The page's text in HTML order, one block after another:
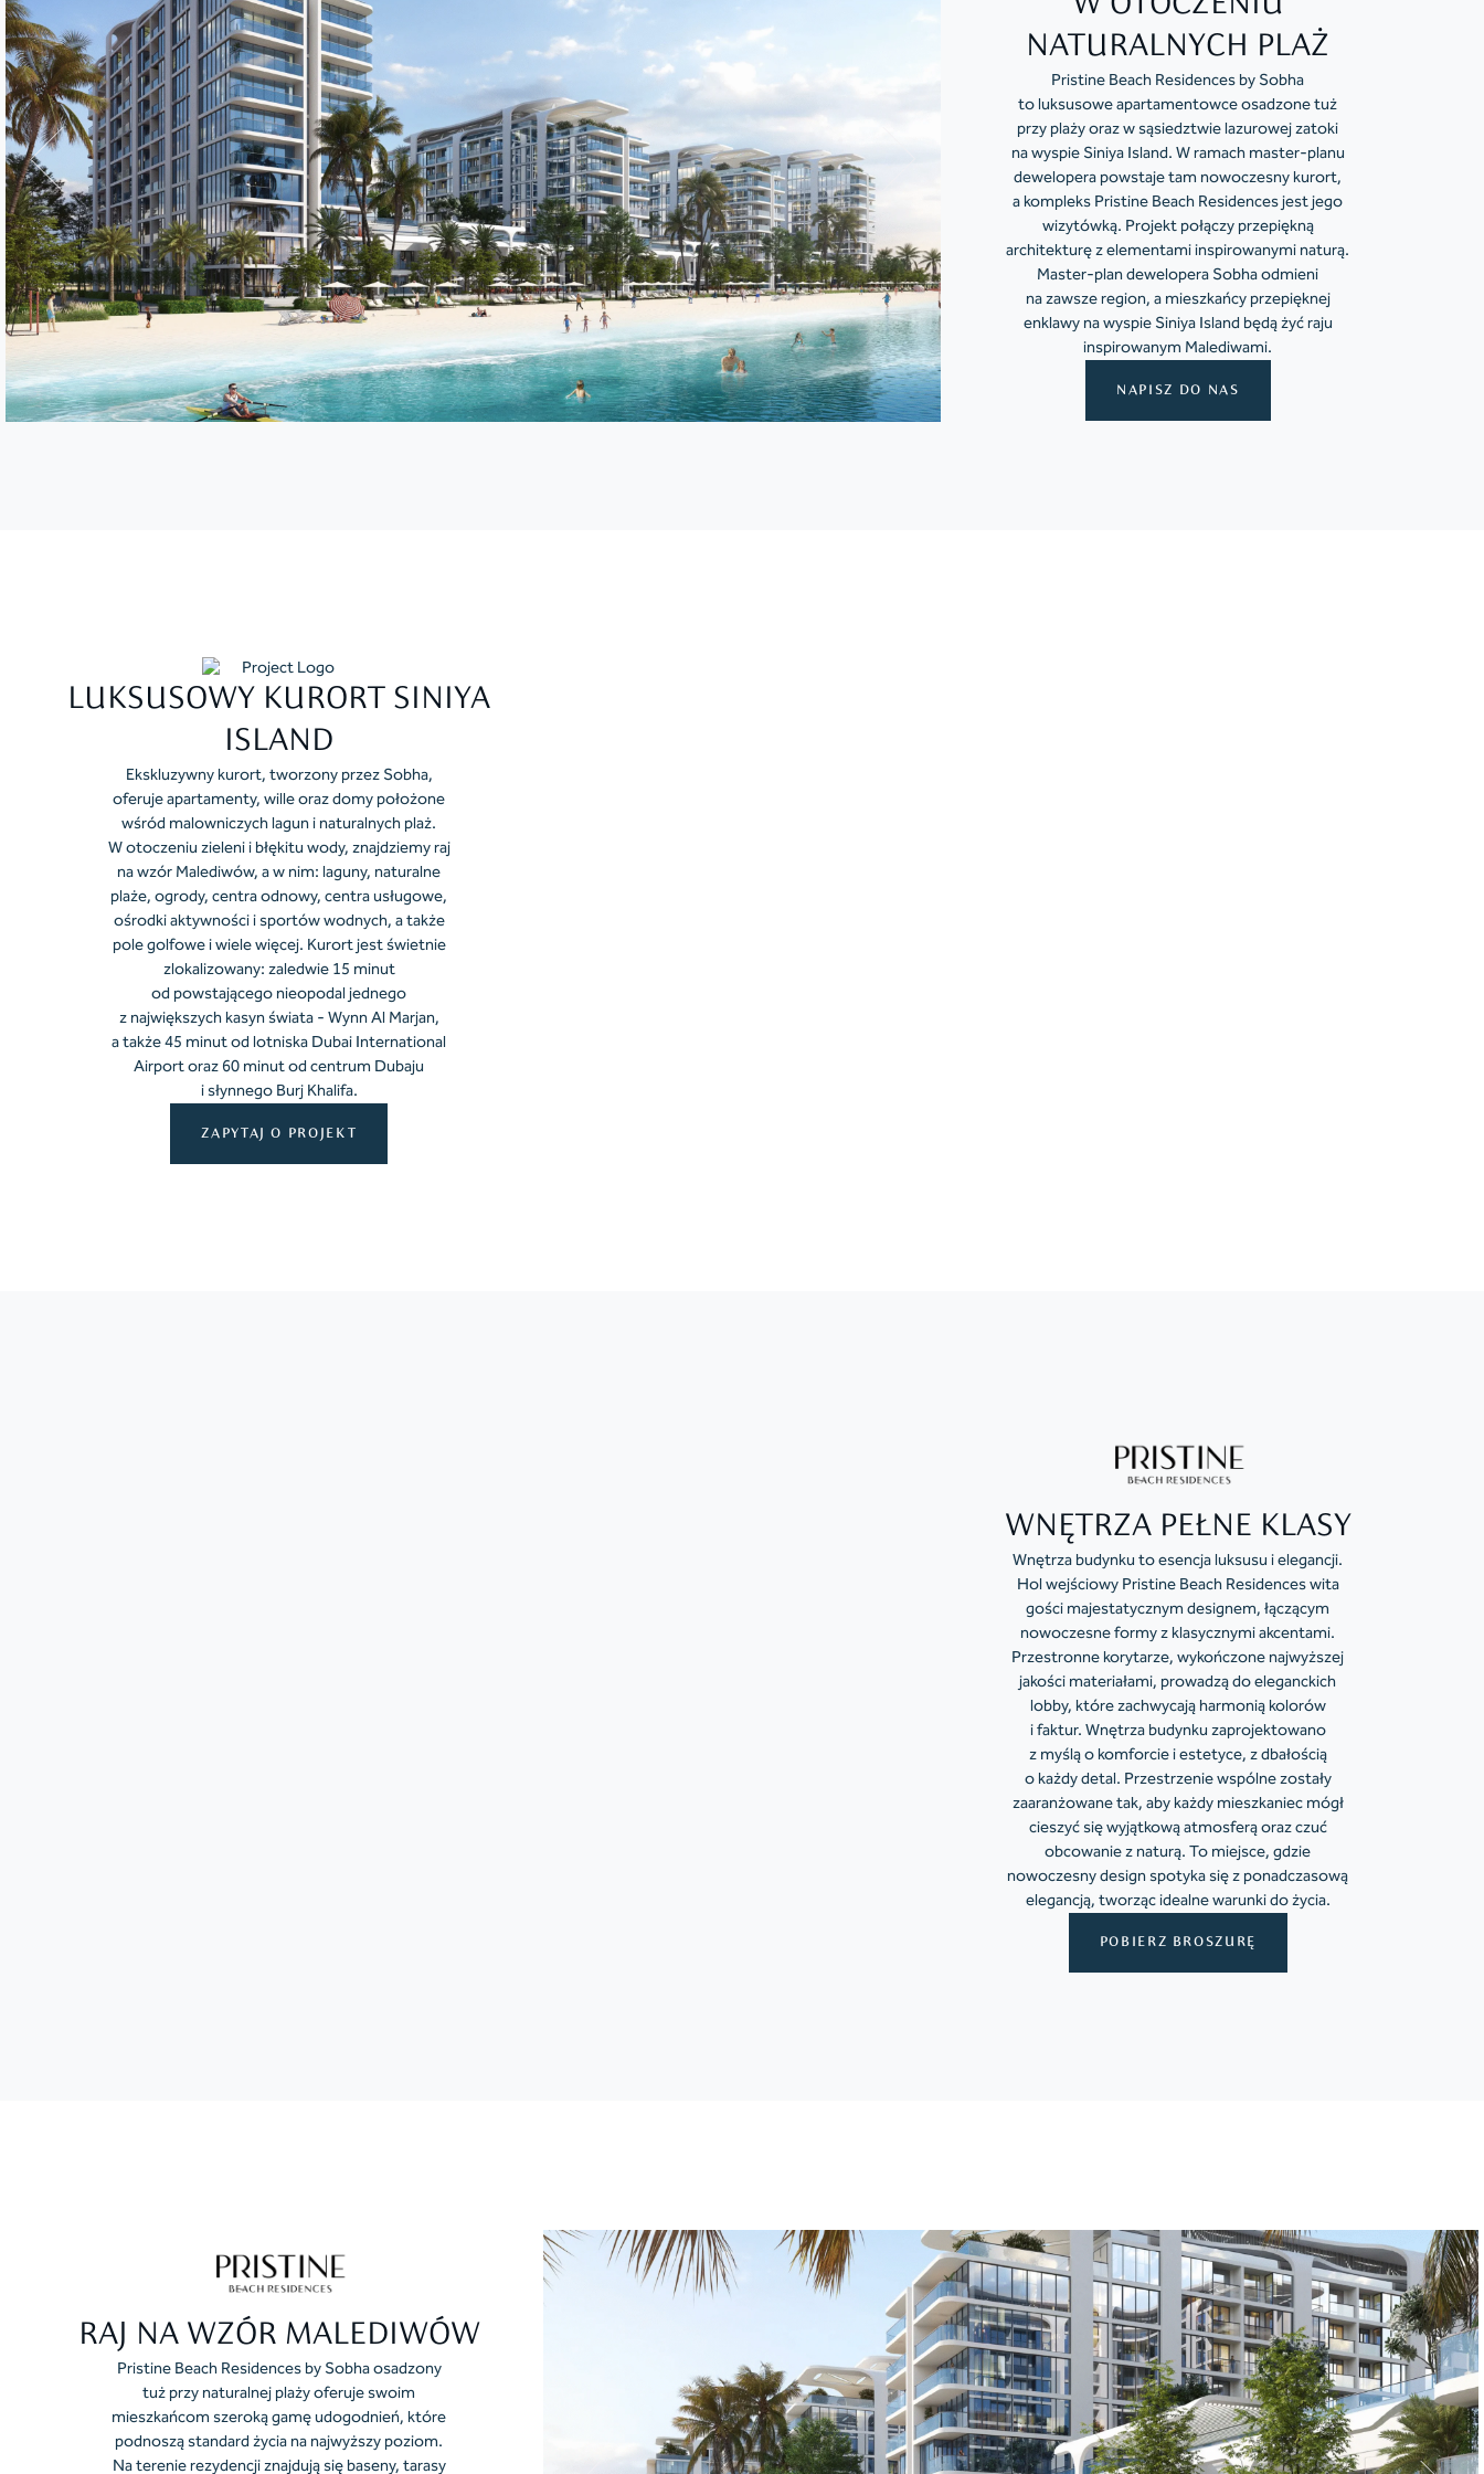
NATURALNYCH PLAŻ
Pristine Beach Residences by Sobha
to luksusowe apartamentowce osadzone tuż
przy plaży oraz w sąsiedztwie lazurowej zatoki
na wyspie Siniya Island. W ramach master-planu
dewelopera powstaje tam nowoczesny kurort,
a kompleks Pristine Beach Residences jest jego
wizytówką. Projekt połączy przepiękną
architekturę z elementami inspirowanymi naturą.
Master-plan dewelopera Sobha odmieni
na zawsze region, a mieszkańcy przepięknej
enklawy na wyspie Siniya Island będą żyć raju
inspirowanym Malediwami.
NAPISZ DO NAS
LUKSUSOWY KURORT SINIYA
ISLAND
Ekskluzywny kurort, tworzony przez Sobha,
oferuje apartamenty, wille oraz domy położone
wśród malowniczych lagun i naturalnych plaż.
W otoczeniu zieleni i błękitu wody, znajdziemy raj
na wzór Malediwów, a w nim: laguny, naturalne
plaże, ogrody, centra odnowy, centra usługowe,
ośrodki aktywności i sportów wodnych, a także
pole golfowe i wiele więcej. Kurort jest świetnie
zlokalizowany: zaledwie 15 minut
od powstającego nieopodal jednego
z największych kasyn świata - Wynn Al Marjan,
a także 45 minut od lotniska Dubai International
Airport oraz 60 minut od centrum Dubaju
i słynnego Burj Khalifa.
ZAPYTAJ O PROJEKT
WNĘTRZA PEŁNE KLASY
Wnętrza budynku to esencja luksusu i elegancji.
Hol wejściowy Pristine Beach Residences wita
gości majestatycznym designem, łączącym
nowoczesne formy z klasycznymi akcentami.
Przestronne korytarze, wykończone najwyższej
jakości materiałami, prowadzą do eleganckich
lobby, które zachwycają harmonią kolorów
i faktur. Wnętrza budynku zaprojektowano
z myślą o komforcie i estetyce, z dbałością
o każdy detal. Przestrzenie wspólne zostały
zaaranżowane tak, aby każdy mieszkaniec mógł
cieszyć się wyjątkową atmosferą oraz czuć
obcowanie z naturą. To miejsce, gdzie
nowoczesny design spotyka się z ponadczasową
elegancją, tworząc idealne warunki do życia.
POBIERZ BROSZURĘ
RAJ NA WZÓR MALEDIWÓW
Pristine Beach Residences by Sobha osadzony
tuż przy naturalnej plaży oferuje swoim
mieszkańcom szeroką gamę udogodnień, które
podnoszą standard życia na najwyższy poziom.
Na terenie rezydencji znajdują się baseny, tarasy